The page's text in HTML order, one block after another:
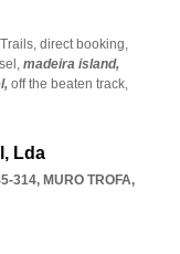
Trails, direct booking,
madeira island,
off the beaten track,
Lda
314, MURO TROFA,